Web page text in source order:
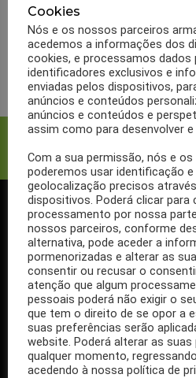
colesterol
LER MAIS
SIGA-NOS NO FACEBOOK
Se ainda não segue a nossa página
Basta clicar no botão Seguir em
Ao seguir a nossa página passa a
nossos artigos no seu Facebook.
Cookies
Nós e os nossos parceiros
acedemos a informações dos
cookies, e processamos
identificadores exclusivos e
enviadas pelos dispositivos,
anúncios e conteúdos
anúncios e conteúdos e
assim como para desenvolver
Com a sua permissão, nós e
poderemos usar identificação e
geolocalização precisos
dispositivos. Poderá clicar para
processamento por nossa
nossos parceiros, conforme
alternativa, pode aceder a
pormenorizadas e alterar as
consentir ou recusar o
atenção que algum
pessoais poderá não exigir o
que tem o direito de se opor a
suas preferências serão
website. Poderá alterar as
qualquer momento,
acedendo à nossa política de